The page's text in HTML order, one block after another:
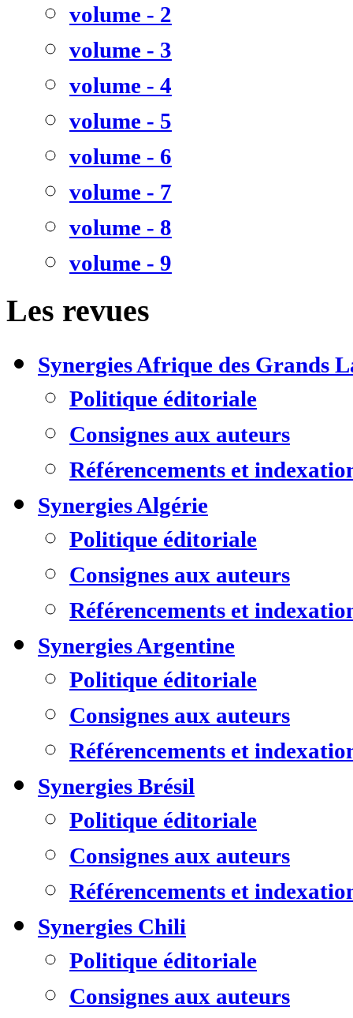
volume - 2
volume - 3
volume - 4
volume - 5
volume - 6
volume - 7
volume - 8
volume - 9
Les revues
Synergies Afrique des Grands
Politique éditoriale
Consignes aux auteurs
Référencements et
Synergies Algérie
Politique éditoriale
Consignes aux auteurs
Référencements et
Synergies Argentine
Politique éditoriale
Consignes aux auteurs
Référencements et
Synergies Brésil
Politique éditoriale
Consignes aux auteurs
Référencements et
Synergies Chili
Politique éditoriale
Consignes aux auteurs